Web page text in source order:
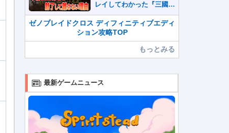
レイしてわかった『三國志
真戦』が本格SLG好きを
魅了して離さないワケ
ゼノブレイドクロス ディフィニティブエディ
ション攻略TOP
もっとみる
最新ゲームニュース